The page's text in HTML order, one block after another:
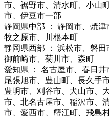
市、裾野市、清水町、小山
市、伊豆市一部
静岡県中部 ： 静岡市、焼津
牧之原市、川根本町
静岡県西部 ： 浜松市、磐田
御前崎市、菊川市、森町
愛知県 ： 名古屋市、春日井
尾張旭市、豊山町、長久手
豊明市、刈谷市、犬山市、
市、北名古屋市、稲沢市、
市、愛西市、蟹江町、飛島